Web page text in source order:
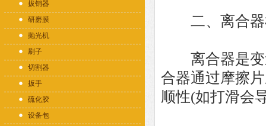
拔销器
研磨膜
抛光机
刷子
切割器
扳手
硫化胶
设备包
二、离合器
离合器是变
合器通过摩擦
顺性(如打滑会